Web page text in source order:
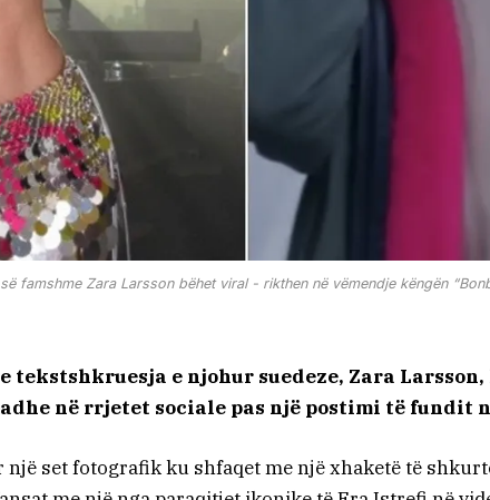
famshme Zara Larsson bëhet viral - rikthen në vëmendje këngën
tekstshkruesja e njohur suedeze, Zara
në rrjetet sociale pas një postimi të fundit
set fotografik ku shfaqet me një xhaketë të